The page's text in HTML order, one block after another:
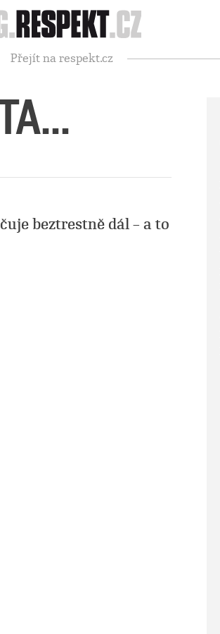
Respekt
Přejít na respekt.cz
beztrestně dál – a to